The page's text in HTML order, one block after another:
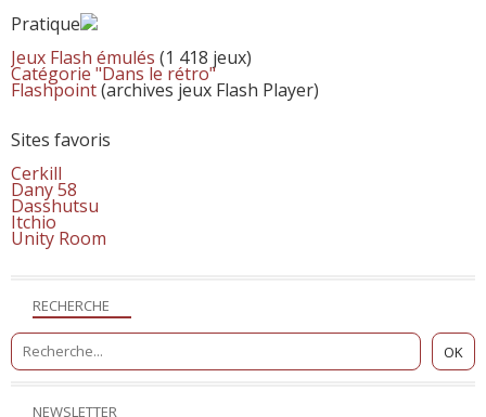
NEWSLETTER
RECHERCHE
Pratique
Jeux Flash émulés (1 418 jeux)
Catégorie "Dans le rétro"
Flashpoint(archives jeux Flash Player)
Sites favoris
Cerkill
Dany 58
Dasshutsu
Itchio
Unity Room